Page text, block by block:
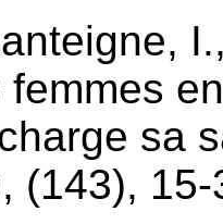
femmes
sa
, (143), 15-